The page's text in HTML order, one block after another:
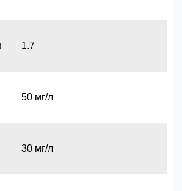
1.7
50 мг/л
30 мг/л